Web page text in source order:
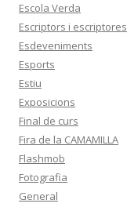
Escola Verda
Escriptors i escriptores
Esdeveniments
Esports
Estiu
Exposicions
Final de curs
Fira de la CAMAMILLA
Flashmob
Fotografia
General